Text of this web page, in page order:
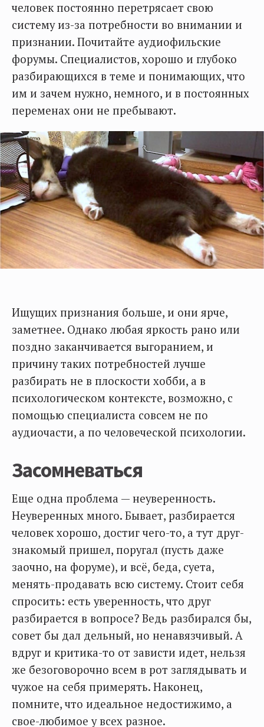
человек постоянно перетрясает свою
систему из-за потребности во внимании и
признании. Почитайте аудиофильские
форумы. Специалистов, хорошо и глубоко
разбирающихся в теме и понимающих, что
им и зачем нужно, немного, и в постоянных
переменах они не пребывают.
Ищущих признания больше, и они ярче,
заметнее. Однако любая яркость рано или
поздно заканчивается выгоранием, и
причину таких потребностей лучше
разбирать не в плоскости хобби, а в
психологическом контексте, возможно, с
помощью специалиста совсем не по
аудиочасти, а по человеческой психологии.
Засомневаться
Еще одна проблема — неуверенность.
Неуверенных много. Бывает, разбирается
человек хорошо, достиг чего-то, а тут друг-
знакомый пришел, поругал (пусть даже
заочно, на форуме), и всё, беда, суета,
менять-продавать всю систему. Стоит себя
спросить: есть уверенность, что друг
разбирается в вопросе? Ведь разбирался бы,
совет бы дал дельный, но ненавязчивый. А
вдруг и критика-то от зависти идет, нельзя
же безоговорочно всем в рот заглядывать и
чужое на себя примерять. Наконец,
помните, что идеальное недостижимо, а
свое-любимое у всех разное.